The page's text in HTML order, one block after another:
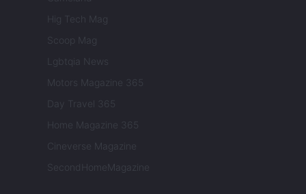
Hig Tech Mag
Scoop Mag
Lgbtqia News
Motors Magazine 365
Day Travel 365
Home Magazine 365
Cineverse Magazine
SecondHomeMagazine